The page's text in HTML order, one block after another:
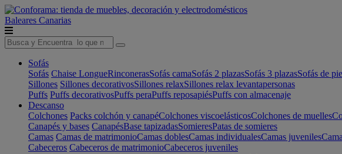
Baleares Canarias
Sofás
Sofás Chaise LongueRinconerasSofás camaSofás 2 plazasSofás 3 plazasSofás de
Sillones Sillones decorativosSillones relaxSillones relax levantapersonas
Puffs Puffs decorativosPuffs peraPuffs reposapiésPuffs con almacenaje
Descanso
Colchones Packs colchón y canapéColchones viscoelásticosColchones de muelles
Canapés y bases CanapésBase tapizadasSomieresPatas de somieres
Camas Camas de matrimonioCamas doblesCamas individualesCamas juveniles
Cabeceros Cabeceros de matrimonioCabeceros juveniles